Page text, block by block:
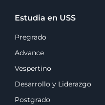
Estudia en USS
Pregrado
Advance
Vespertino
Desarrollo y Liderazgo
Postgrado